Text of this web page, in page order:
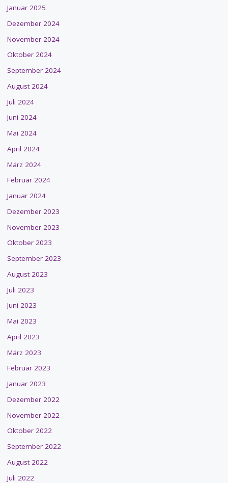
Januar 2025
Dezember 2024
November 2024
Oktober 2024
September 2024
August 2024
Juli 2024
Juni 2024
Mai 2024
April 2024
März 2024
Februar 2024
Januar 2024
Dezember 2023
November 2023
Oktober 2023
September 2023
August 2023
Juli 2023
Juni 2023
Mai 2023
April 2023
März 2023
Februar 2023
Januar 2023
Dezember 2022
November 2022
Oktober 2022
September 2022
August 2022
Juli 2022